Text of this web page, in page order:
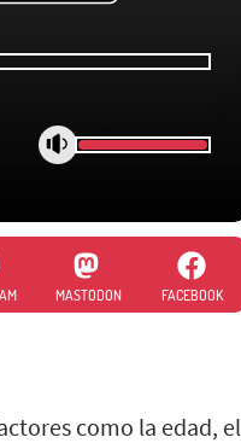
MASTODON FACEBOOK
como la edad, el